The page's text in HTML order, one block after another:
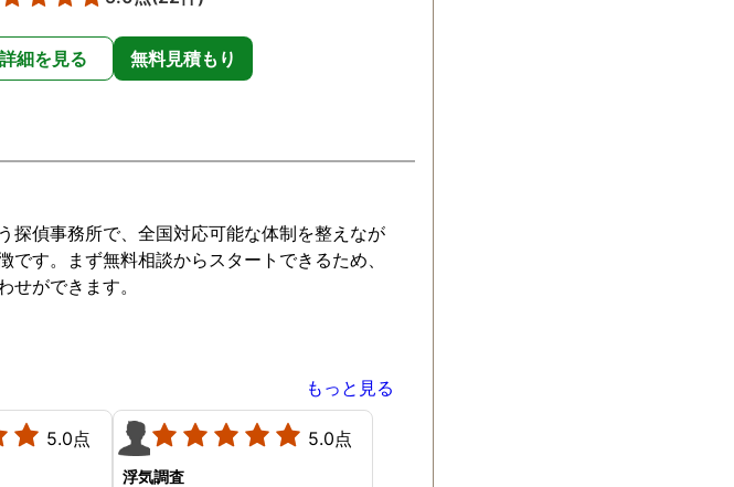
詳細を見る 無料見積もり
探偵事務所で、全国対応可能な体制を整えなが
す。まず無料相談からスタートできるため、
ができます。
もっと見る
5.0点 5.0点
浮気調査